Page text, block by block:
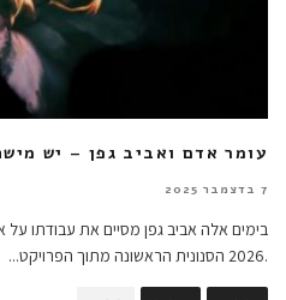
עומר אדם ואביב גפן – יש
7 בדצמבר 2025
בימים אלה אביב גפן מסיים את עבודתו
.2026 הסנונית הראשונה מתוך הפרויקט
...